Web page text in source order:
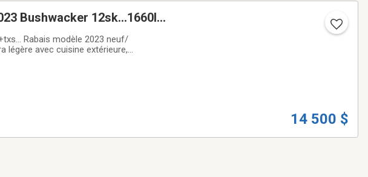
Bushwacker 12sk...1660lbs
et +++
Rabais modèle 2023 neuf/
légère avec cuisine extérieure,
14 500 $